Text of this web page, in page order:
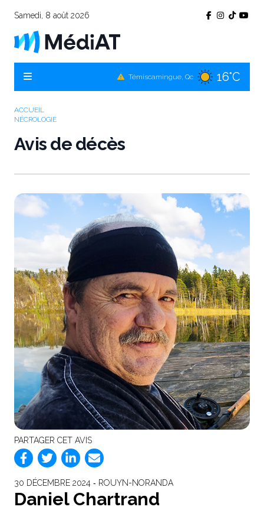
Samedi, 8 août 2026
Témiscamingue, Qc 16°C
17°C
ACCUEIL
NÉCROLOGIE
Avis de décès
PARTAGER CET AVIS
30 DÉCEMBRE 2024 ‐ ROUYN-NORANDA
Daniel Chartrand